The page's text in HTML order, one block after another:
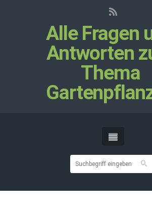
Alle Fragen
Antworten
Thema